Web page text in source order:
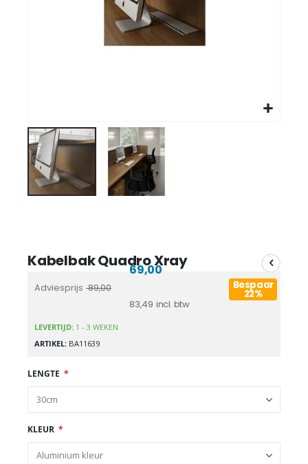
Kabelbak Quadro Xray
Adviesprijs 89,00
83,49
69,00
Bespaar
22%
LEVERTIJD: 1 - 3 WEKEN
ARTIKEL BA11639
LENGTE
KLEUR